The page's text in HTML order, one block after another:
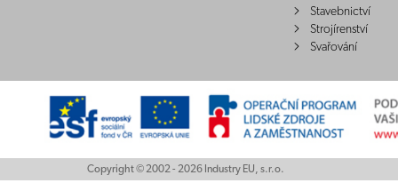
Stavebnictví
Strojírenství
Svařování
Copyright © 2002 - 2026 Industry EU, s.r.o.